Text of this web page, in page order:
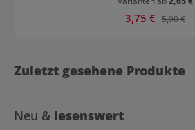
Verkaufspreis:
3,75 € 5,90 €
Zuletzt gesehene Produkte
Neu & lesenswert